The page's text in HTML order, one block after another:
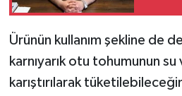
Ürünün kullanım şekline de
karnıyarık otu tohumunun
karıştırılarak